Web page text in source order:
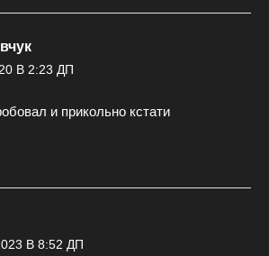
В 2:23 ДП
и прикольно кстати
В 8:52 ДП